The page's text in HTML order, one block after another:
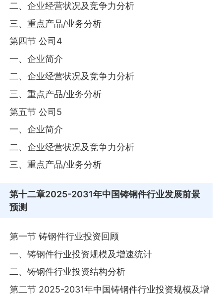
二、企业经营状况及竞争力分析
三、重点产品/业务分析
第四节 公司4
一、企业简介
二、企业经营状况及竞争力分析
三、重点产品/业务分析
第五节 公司5
一、企业简介
二、企业经营状况及竞争力分析
三、重点产品/业务分析
第十二章2025-2031年中国铸钢件行业发展前景
预测
第一节 铸钢件行业投资回顾
一、铸钢件行业投资规模及增速统计
二、铸钢件行业投资结构分析
第二节 2025-2031年中国铸钢件行业投资规模及增